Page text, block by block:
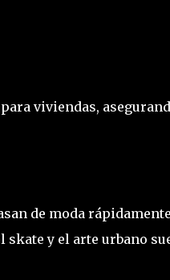
viviendas,
de moda
skate y el arte urbano